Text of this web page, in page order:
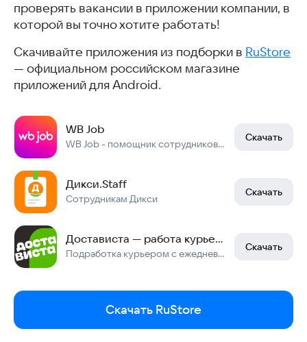
проверять вакансии в приложении компании, в
которой вы точно хотите работать!
Скачивайте приложения из подборки в RuStore
— официальном российском магазине
приложений для Android.
WB Job
WB Job - помощник сотрудников и соискателей.
Скачать
Дикси.Staff
Сотрудникам Дикси
Скачать
Достависта — работа курьером
Подработка курьером с ежедневной оплатой до 5460 руб. Скачайте приложение.
Скачать
Скачать RuStore